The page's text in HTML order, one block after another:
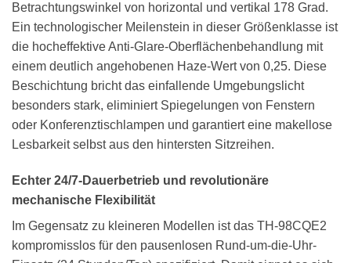
Betrachtungswinkel von horizontal und vertikal 178 Grad.
Ein technologischer Meilenstein in dieser Größenklasse ist
die hocheffektive Anti-Glare-Oberflächenbehandlung mit
einem deutlich angehobenen Haze-Wert von 0,25. Diese
Beschichtung bricht das einfallende Umgebungslicht
besonders stark, eliminiert Spiegelungen von Fenstern
oder Konferenztischlampen und garantiert eine makellose
Lesbarkeit selbst aus den hintersten Sitzreihen.
Echter 24/7-Dauerbetrieb und revolutionäre
mechanische Flexibilität
Im Gegensatz zu kleineren Modellen ist das TH-98CQE2
kompromisslos für den pausenlosen Rund-um-die-Uhr-